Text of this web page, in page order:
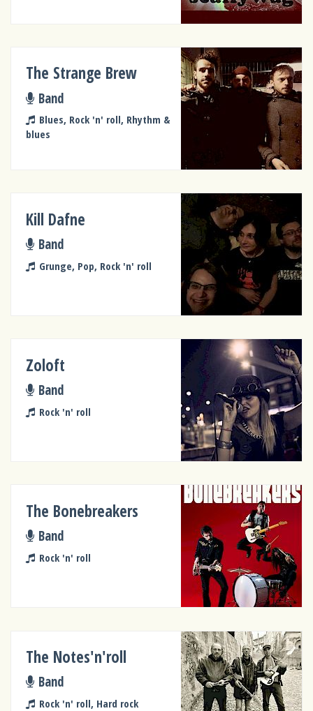
The Strange Brew
Band
Blues, Rock 'n' roll, Rhythm &
blues
Kill Dafne
Band
Grunge, Pop, Rock 'n' roll
Zoloft
Band
Rock 'n' roll
The Bonebreakers
Band
Rock 'n' roll
The Notes'n'roll
Band
Rock 'n' roll, Hard rock